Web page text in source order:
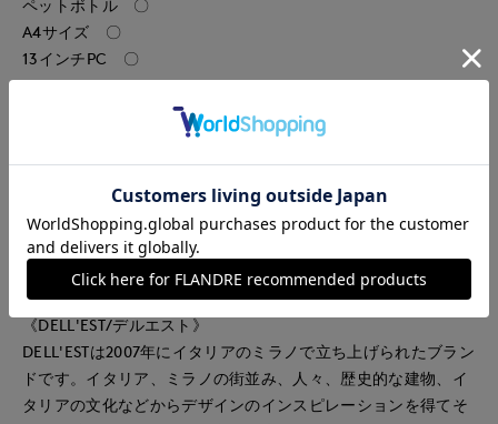
ペットボトル 〇
A4サイズ 〇
13インチPC 〇
・ショルダーベルト取り外し可
■メーカー表示
DST20
ブラウン：S BLACK
ブラック：S CHCOBROWN
《DELL'EST/デルエスト》
DELL'ESTは2007年にイタリアのミラノで立ち上げられたブラン
ドです。イタリア、ミラノの街並み、人々、歴史的な建物、イ
タリアの文化などからデザインのインスピレーションを得てそ